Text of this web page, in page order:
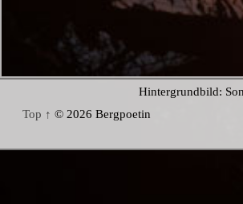
Hintergrundbild:
Top ↑ © 2026 Bergpoetin